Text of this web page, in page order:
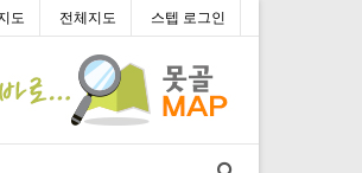
도 전체지도 스텝 로그인